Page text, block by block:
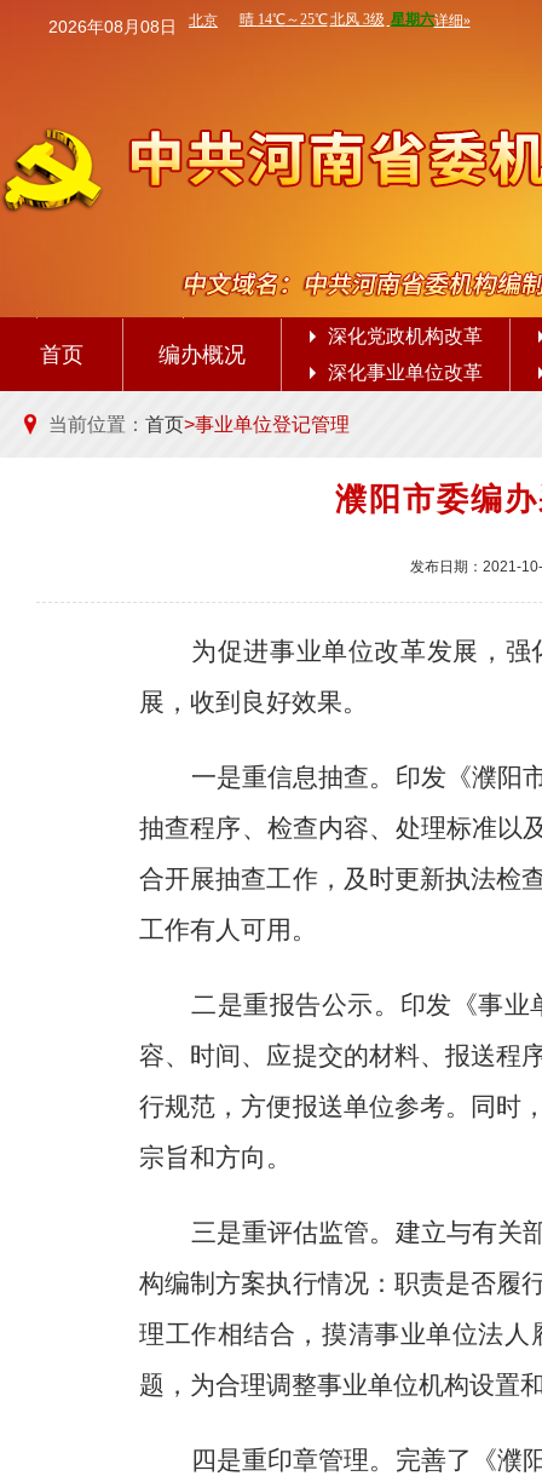
2026年08月08日
首页 编办概况
深化党政机构改革
深化事业单位改革
当前位置： 首页>事业单位登记管理
濮阳市委编
发布日期：2021-
为促进事业单位改革发展，
展，收到良好效果。
一是重信息抽查。 印发《濮阳
抽查程序、检查内容、处理标准以
合开展抽查工作，及时更新执法检
工作有人可用。
二是重报告公示。 印发《事业
容、时间、应提交的材料、报送程
行规范，方便报送单位参考。同时
宗旨和方向。
三是重评估监管。 建立与有关
构编制方案执行情况：职责是否履
理工作相结合，摸清事业单位法
题，为合理调整事业单位机构设置
四是重印章管理。 完善了《濮